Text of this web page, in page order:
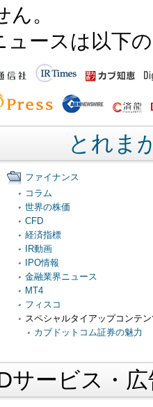
。
ュースは以下
とれま
ファイナンス
コラム
世界の株価
CFD
経済指標
IR動画
IPO情報
金融業界ニュース
MT4
フィスコ
スペシャルタイアップコンテ
カブドットコム証券の魅力
サービス・